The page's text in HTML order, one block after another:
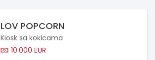
LOV POPCORN
Kiosk sa kokicama
10.000 EUR